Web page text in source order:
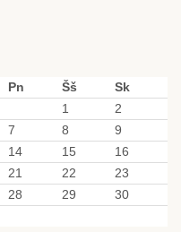
Pn Šš
Sk
1
2
7 8
9
14 15
16
21 22
23
28 29
30